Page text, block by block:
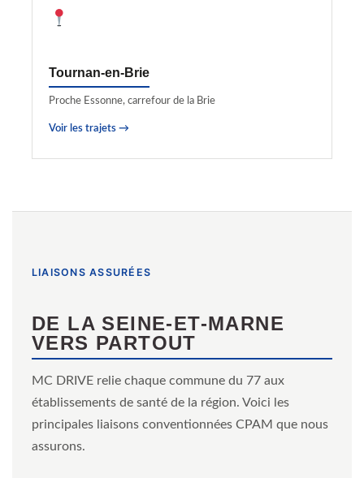
Tournan-en-Brie
Proche Essonne, carrefour de la Brie
Voir les trajets →
LIAISONS ASSURÉES
DE LA SEINE-ET-MARNE
VERS PARTOUT
MC DRIVE relie chaque commune du 77 aux
établissements de santé de la région. Voici les
principales liaisons conventionnées CPAM que nous
assurons.